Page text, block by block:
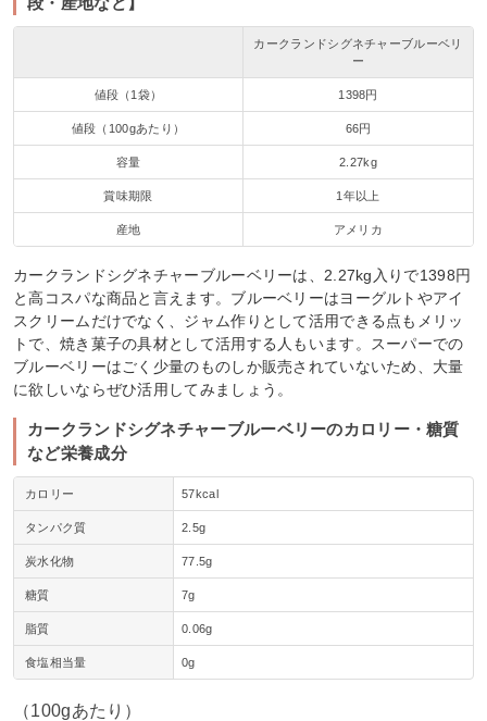
カークランドシグネチャーブルーベリ
ー
値段（1袋） 1398円
値段（100gあたり） 66円
容量 2.27kg
賞味期限 1年以上
産地 アメリカ
カークランドシグネチャーブルーベリーは、2.27kg入りで1398円
と高コスパな商品と言えます。ブルーベリーはヨーグルトやアイ
スクリームだけでなく、ジャム作りとして活用できる点もメリッ
トで、焼き菓子の具材として活用する人もいます。スーパーでの
ブルーベリーはごく少量のものしか販売されていないため、大量
に欲しいならぜひ活用してみましょう。
カークランドシグネチャーブルーベリーのカロリー・糖質
など栄養成分
カロリー 57kcal
タンパク質 2.5g
炭水化物 77.5g
糖質 7g
脂質 0.06g
食塩相当量 0g
（100gあたり）